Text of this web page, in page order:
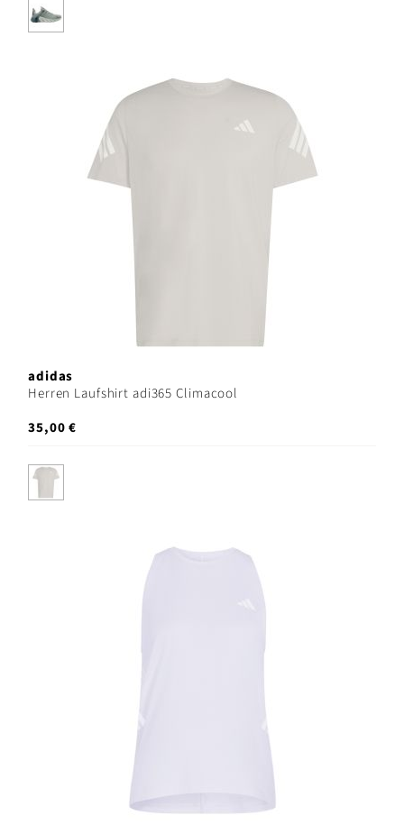
adidas
Herren Laufshirt adi365 Climacool
35,00 €